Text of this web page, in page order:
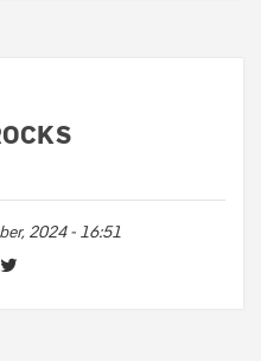
2024 - 16:51